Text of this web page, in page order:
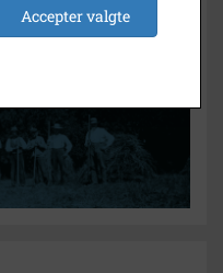
Accepter valgte